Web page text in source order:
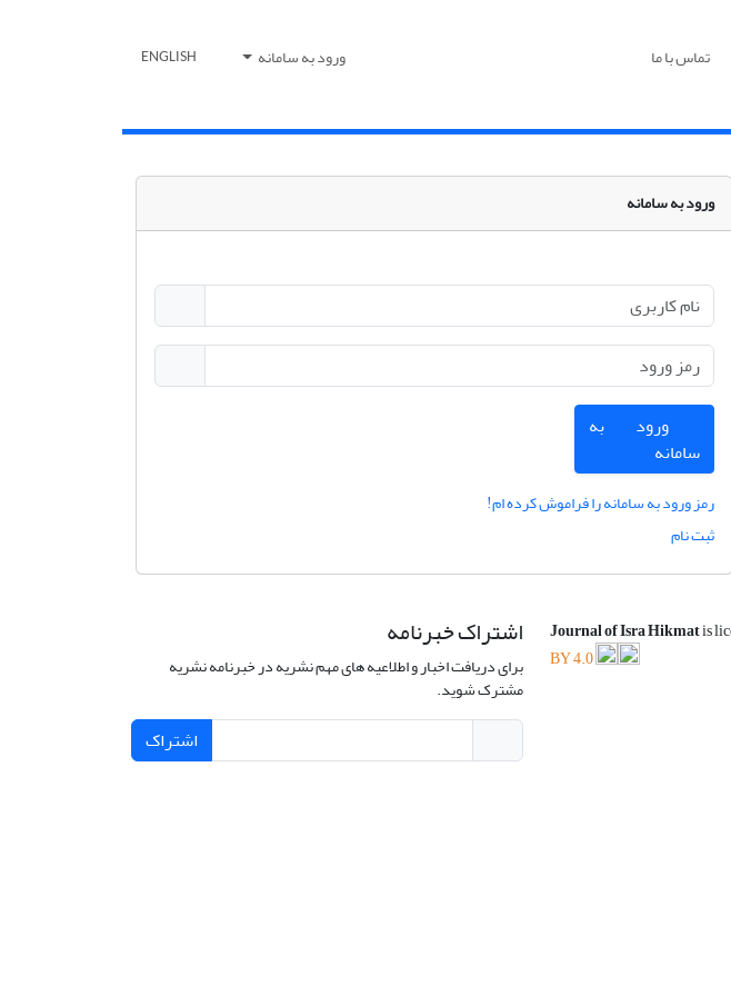
تماس با ما ورود به سامانه ENGLISH
ورود به سامانه
ورود به
سامانه
رمز ورود به سامانه را فراموش کرده ام!
ثبت نام
Journal of Isra Hikmatis
BY 4.0
اشتراک خبرنامه
برای دریافت اخبار و اطلاعیه های مهم نشریه در خبرنامه نشریه
مشترک شوید.
اشتراک